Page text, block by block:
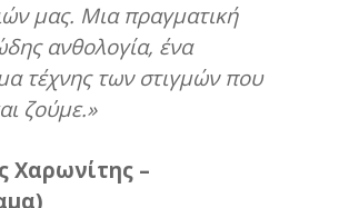
μας. Μια πραγματική
ανθολογία, ένα
τέχνης των στιγμών που
ζούμε.»
Χαρωνίτης –